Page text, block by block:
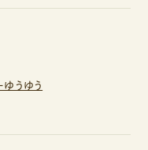
ゆうゆう